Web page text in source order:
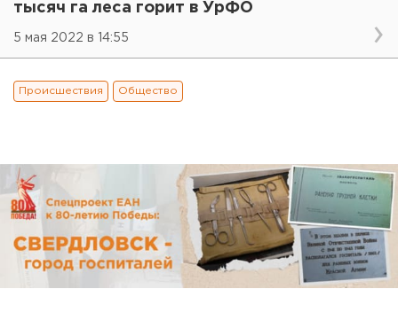
тысяч га леса горит в УрФО
5 мая 2022 в 14:55
Происшествия Общество